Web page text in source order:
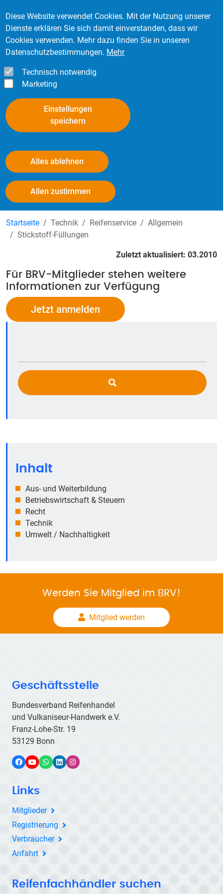
Diese Website verwendet Cookies. Mit der Nutzung unserer
Dienste erklären Sie sich damit einverstanden, dass wir
Cookies verwenden. Mehr dazu finden Sie in unseren
Datenschutzbestimmungen. Mehr
Technisch notwendig
Marketing
Einstellungen
speichern
Alles ablehnen
Allen zustimmen
Kontakt Login
Stickstoff-Füllungen
Startseite Technik Reifenservice
Allgemein
Stickstoff-Füllungen
Zuletzt aktualisiert: 03.2010
Für BRV-Mitglieder stehen weitere
Informationen zur Verfügung
Jetzt anmelden
Inhalt
Aus- und Weiterbildung
Betriebswirtschaft & Steuern
Recht
Technik
Umwelt / Nachhaltigkeit
Werden Sie Mitglied im BRV!
Mitglied werden
Geschäftsstelle
Bundesverband Reifenhandel
und Vulkaniseur-Handwerk e.V.
Franz-Lohe-Str. 19
53129 Bonn
FacebookYouTubeWhatsApp
LinkedInInstagram
Links
Mitglieder
Registrierung
Verbraucher
Anfahrt
Reifenfachhändler suchen